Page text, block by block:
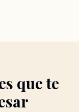
que te